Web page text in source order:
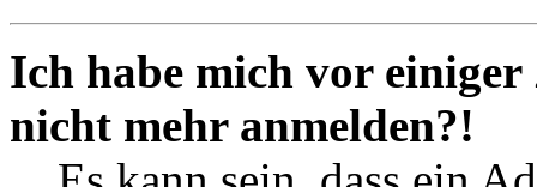
Ich habe mich vor
nicht mehr anmelden?!